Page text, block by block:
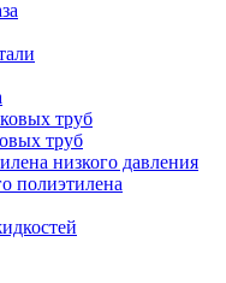
труб
труб
низкого давления
полиэтилена